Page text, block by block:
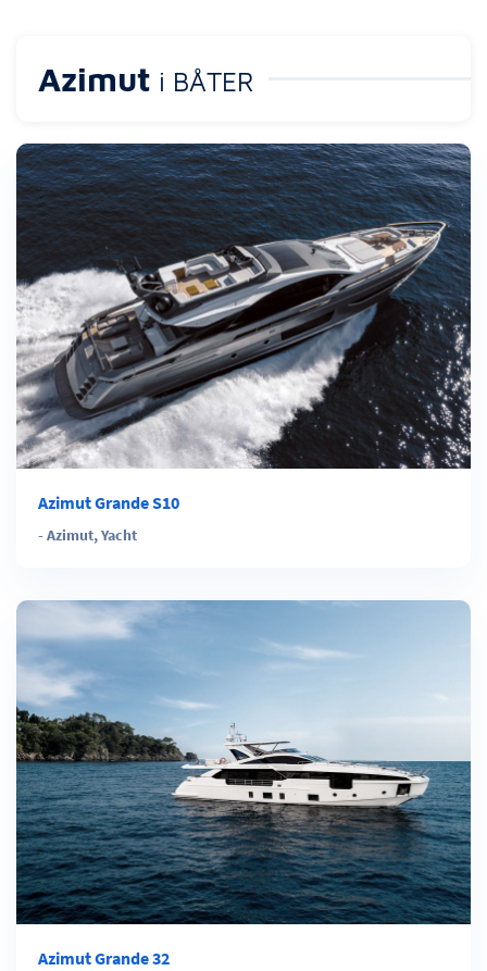
Azimut i BÅTER
Azimut Grande S10
- Azimut,Yacht
Azimut Grande 32